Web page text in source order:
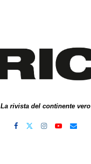
La rivista del continente vero